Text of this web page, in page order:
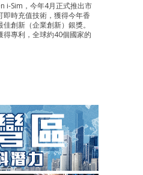
i-Sim，今年4月正式推出市
即時充值技術，獲得今年香
創新（企業創新）銀獎。
得專利，全球約40個國家的